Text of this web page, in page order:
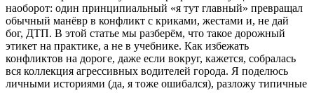
наоборот: один принципиальный «я тут главный» превращал
обычный манёвр в конфликт с криками, жестами и, не дай
бог, ДТП. В этой статье мы разберём, что такое дорожный
этикет на практике, а не в учебнике. Как избежать
конфликтов на дороге, даже если вокруг, кажется, собралась
вся коллекция агрессивных водителей города. Я поделюсь
личными историями (да, я тоже ошибался), разложу типичные